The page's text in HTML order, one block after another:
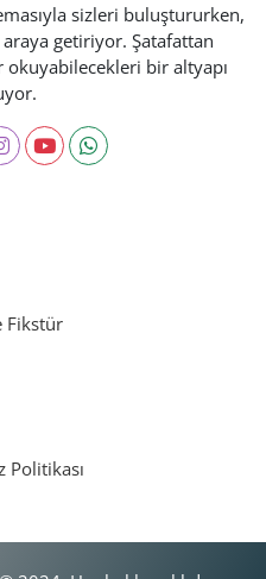
sizleri buluştururken,
getiriyor. Şatafattan
okuyabilecekleri bir altyapı
Fikstür
Politikası